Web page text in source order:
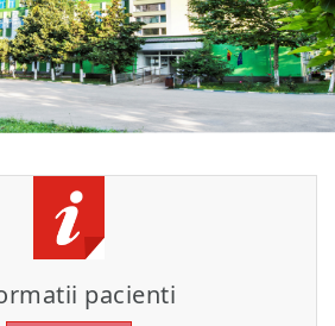
pacienti